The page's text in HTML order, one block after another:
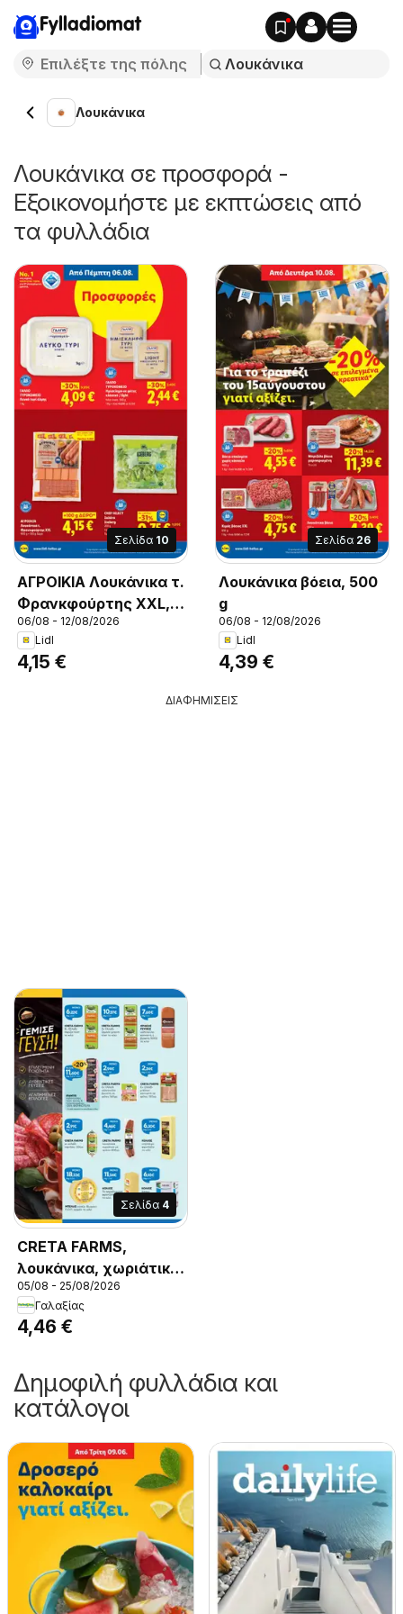
Fylladiomat
Λουκάνικα
Λουκάνικα σε προσφορά -
Εξοικονομήστε με εκπτώσεις από
τα φυλλάδια
Σελίδα 10
ΑΓΡΟΙΚΙΑ Λουκάνικα τ.
Φρανκφούρτης XXL,
ΑΓΡΟΙΚΙΑ Λουκάνικα τ.
Φρανκφούρτης XXL
900 g + 100 g δώρο
06/08 - 12/08/2026
Lidl
4,15 €
Σελίδα 26
Λουκάνικα βόεια, 500
g
06/08 - 12/08/2026
Lidl
4,39 €
ΔΙΑΦΗΜΙΣΕΙΣ
Σελίδα 4
CRETA FARMS,
λουκάνικα, χωριάτικα
με, πράσο 400γρ.,
CRETA FARMS,
λουκάνικα, χωριάτικα
05/08 - 25/08/2026
Γαλαξίας
4,46 €
Δημοφιλή φυλλάδια και
κατάλογοι